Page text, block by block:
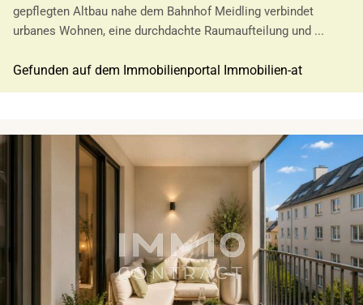
gepflegten Altbau nahe dem Bahnhof Meidling verbindet
urbanes Wohnen, eine durchdachte Raumaufteilung und ...
Gefunden auf dem Immobilienportal Immobilien-at